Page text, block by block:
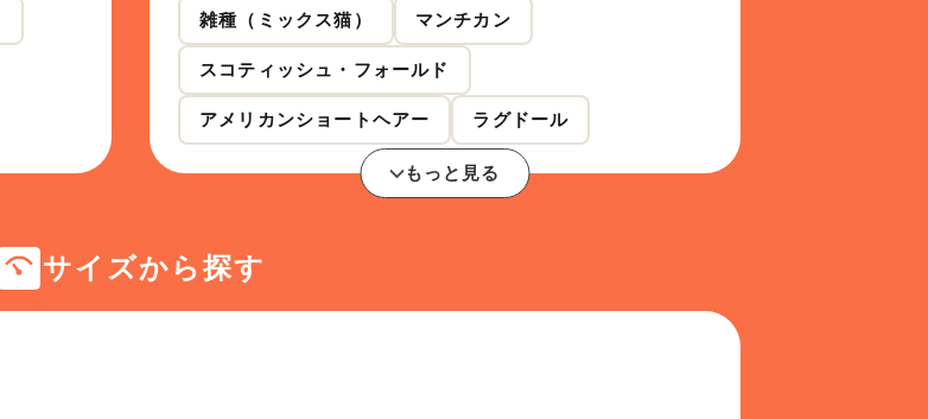
雑種（ミックス猫） マンチカン
スコティッシュ・フォールド
アメリカンショートヘアー ラグドール
もっと見る
サイズから探す